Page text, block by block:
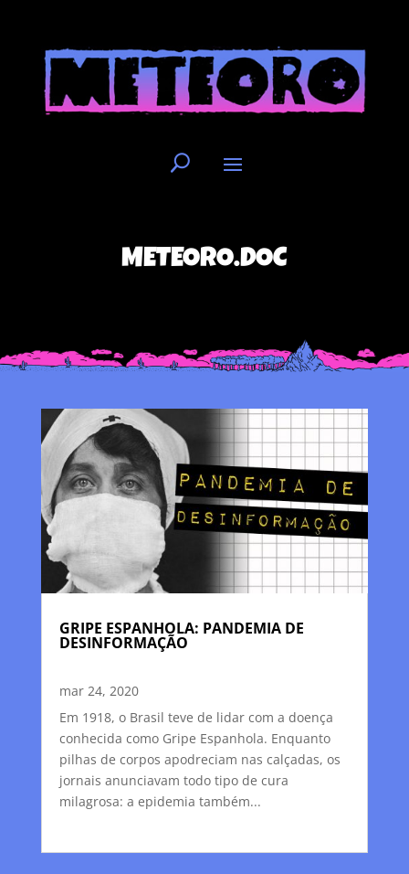
METEORO.DOC
GRIPE ESPANHOLA: PANDEMIA DE
DESINFORMAÇÃO
mar 24, 2020
Em 1918, o Brasil teve de lidar com a doença
conhecida como Gripe Espanhola. Enquanto
pilhas de corpos apodreciam nas calçadas, os
jornais anunciavam todo tipo de cura
milagrosa: a epidemia também...